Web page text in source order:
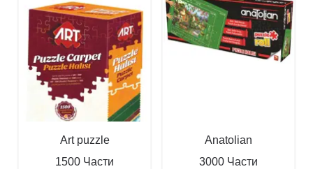
Art puzzle
1500 Части
Anatolian
3000 Части